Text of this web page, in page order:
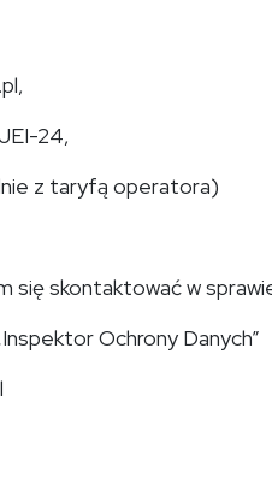
24,
z taryfą operatora)
się skontaktować w
Ochrony Danych”